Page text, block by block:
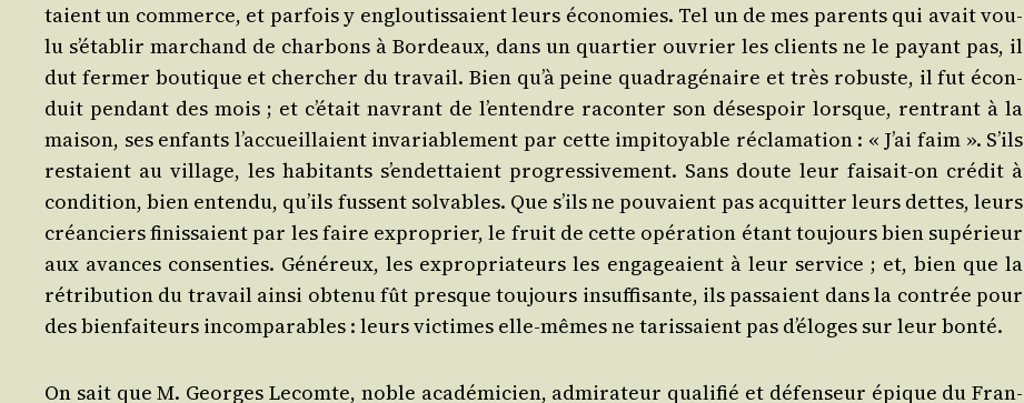
taient un com­merce, et par­fois y englou­tis­saient leurs éco­no­mies. Tel un de mes parents qui avait vou­
lu s’é­ta­blir mar­chand de char­bons à Bor­deaux, dans un quar­tier ouvrier les clients ne le payant pas, il
dut fer­mer bou­tique et cher­cher du tra­vail. Bien qu’à peine qua­dra­gé­naire et très robuste, il fut écon­
duit pen­dant des mois ; et c’é­tait navrant de l’en­tendre racon­ter son déses­poir lorsque, ren­trant à la
mai­son, ses enfants l’ac­cueillaient inva­ria­ble­ment par cette impi­toyable récla­ma­tion : « J’ai faim ». S’ils
res­taient au vil­lage, les habi­tants s’en­det­taient pro­gres­si­ve­ment. Sans doute leur fai­sait-on cré­dit à
condi­tion, bien enten­du, qu’ils fussent sol­vables. Que s’ils ne pou­vaient pas acquit­ter leurs dettes, leurs
créan­ciers finis­saient par les faire expro­prier, le fruit de cette opé­ra­tion étant tou­jours bien supé­rieur
aux avances consen­ties. Géné­reux, les expro­pria­teurs les enga­geaient à leur ser­vice ; et, bien que la
rétri­bu­tion du tra­vail ain­si obte­nu fût presque tou­jours insuf­fi­sante, ils pas­saient dans la contrée pour
des bien­fai­teurs incom­pa­rables : leurs vic­times elle-mêmes ne taris­saient pas d’é­loges sur leur bonté.
On sait que M. Georges Lecomte, noble aca­dé­mi­cien, admi­ra­teur qua­li­fié et défen­seur épique du Fran­